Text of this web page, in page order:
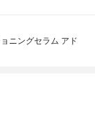
ニングセラム アド